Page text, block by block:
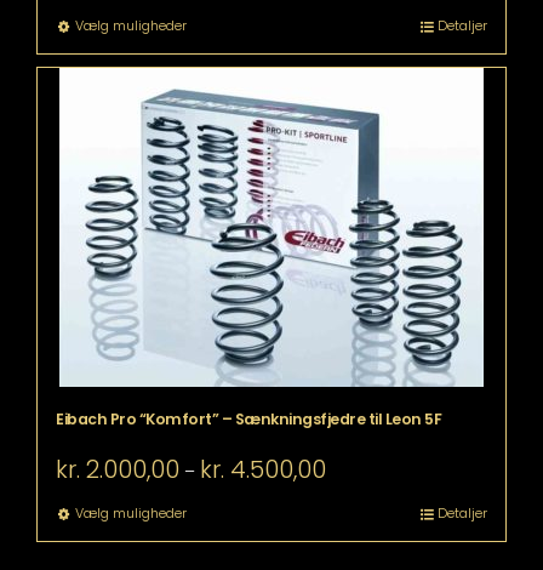
Vælg mulighederDette
vare
har
flere
varianter.
Mulighederne
kan
vælges
på
varesiden
Detaljer
Eibach Pro “Komfort” – Sænkningsfjedre til Leon 5F
kr. 2.000,00 – kr. 4.500,00
Vælg mulighederDette
vare
Detaljer